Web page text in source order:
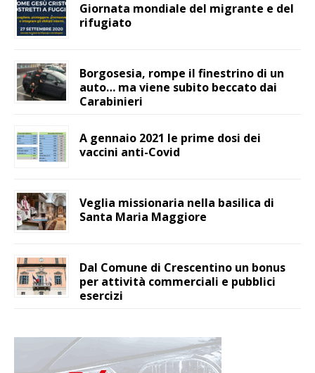
Giornata mondiale del migrante e del
rifugiato
Borgosesia, rompe il finestrino di un
auto… ma viene subito beccato dai
Carabinieri
A gennaio 2021 le prime dosi dei
vaccini anti-Covid
Veglia missionaria nella basilica di
Santa Maria Maggiore
Dal Comune di Crescentino un bonus
per attività commerciali e pubblici
esercizi